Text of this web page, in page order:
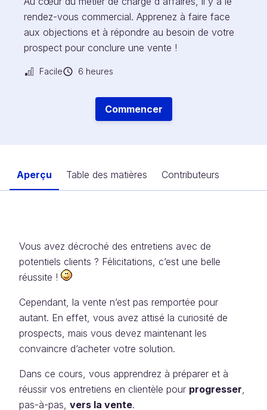
rendez-vous commercial. Apprenez à faire face
aux objections et à répondre au besoin de votre
prospect pour conclure une vente !
Facile 6 heures
Commencer
Aperçu Table des matières Contributeurs
Vous avez décroché des entretiens avec de
potentiels clients ? Félicitations, c’est une belle
réussite !
Cependant, la vente n’est pas remportée pour
autant. En effet, vous avez attisé la curiosité de
prospects, mais vous devez maintenant les
convaincre d’acheter votre solution.
Dans ce cours, vous apprendrez à préparer et à
réussir vos entretiens en clientèle pour progresser,
pas-à-pas, vers la vente.